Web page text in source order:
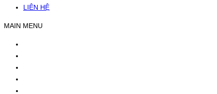
LIÊN HỆ
MAIN MENU